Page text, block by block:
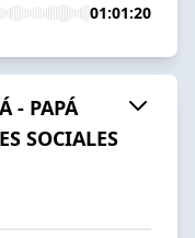
01:01:20
- PAPÁ
SOCIALES